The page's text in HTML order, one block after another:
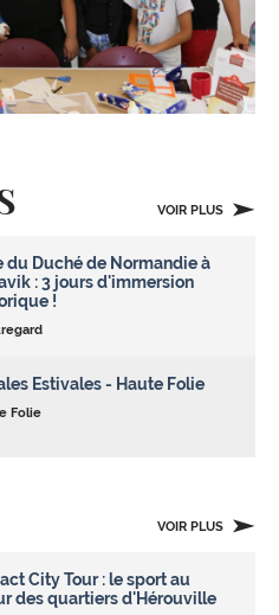
VOIR PLUS
du Duché de Normandie à
: 3 jours d'immersion
!
Estivales - Haute Folie
Folie
VOIR PLUS
City Tour : le sport au
des quartiers d'Hérouville